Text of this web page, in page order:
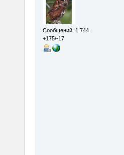
Сообщений: 1 744
+175/-17